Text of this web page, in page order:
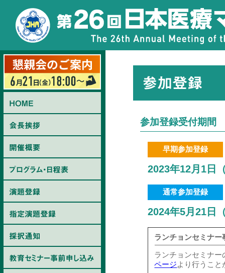
参加登録受付期間
早期参加登録
2023年12月1日
通常参加登録
2024年5月21日
ランチョンセミナ
ランチョンセミナ
ページより行うこと